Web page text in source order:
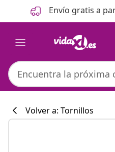
Anterior
Siguiente Envío gratis a
Volver a: Tornillos